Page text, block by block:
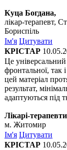
Куца Богдана,
лікар-терапевт,
Бориспіль
Ім'я Цитувати
КРІСТАР
Це
фронтальної, так
цей матеріал
результат,
адаптуються під
Лікарі-
м. Житомир
Ім'я Цитувати
КРІСТАР